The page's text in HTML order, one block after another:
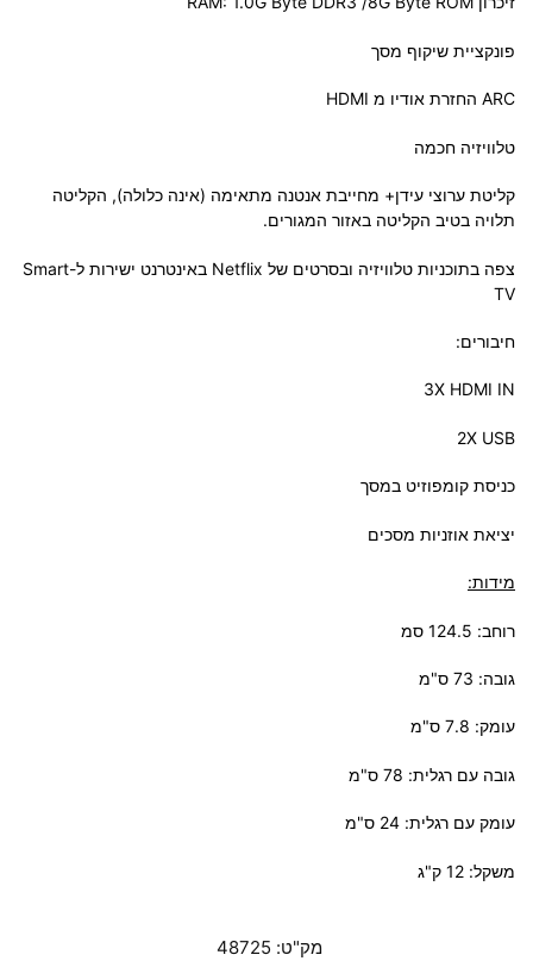
פונקציית שיקוף מסך
ARC החזרת אודיו מ HDMI
טלוויזיה חכמה
קליטת ערוצי עידן+ מחייבת אנטנה מתאימה (אינה כלולה), הקליטה
תלויה בטיב הקליטה באזור המגורים.
צפה בתוכניות טלוויזיה ובסרטים של Netflix באינטרנט ישירות ל-Smart
TV
חיבורים:
3X HDMI IN
2X USB
כניסת קומפוזיט במסך
יציאת אוזניות מסכים
מידות:
רוחב: 124.5 סמ
גובה: 73 ס"מ
עומק: 7.8 ס"מ
גובה עם רגלית: 78 ס"מ
עומק עם רגלית: 24 ס"מ
משקל: 12 ק"ג
מק"ט: 48725